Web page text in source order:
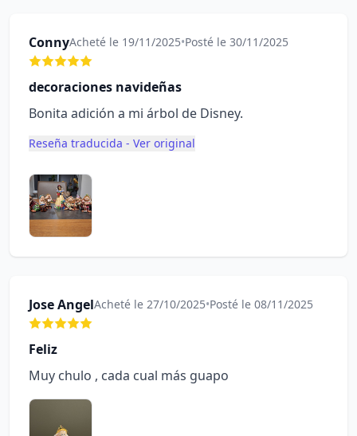
ConnyAcheté le 19/11/2025•Posté le 30/11/2025
decoraciones navideñas
Bonita adición a mi árbol de Disney.
Reseña traducida - Ver original
Jose AngelAcheté le 27/10/2025•Posté le 08/11/2025
Feliz
Muy chulo , cada cual más guapo